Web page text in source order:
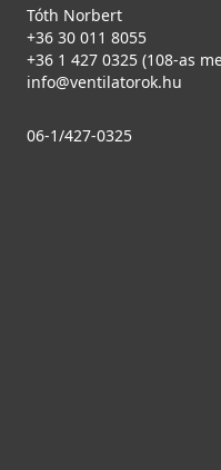
Tóth Norbert
+36 30 011 8055
+36 1 427 0325 (108-as
info@ventilatorok.hu
06-1/427-0325